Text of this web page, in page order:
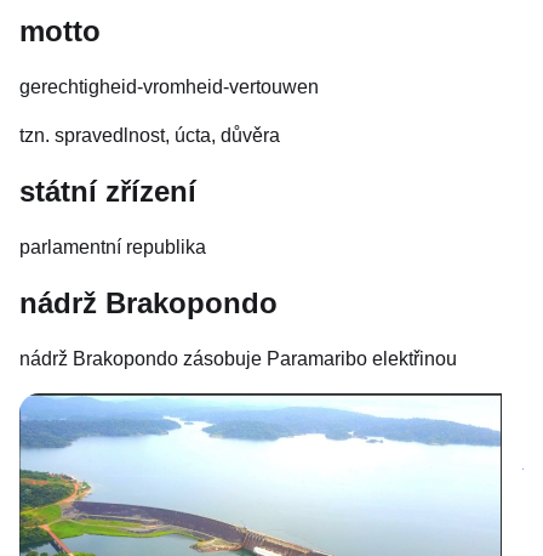
motto
gerechtigheid-vromheid-vertouwen
tzn. spravedlnost, úcta, důvěra
státní zřízení
parlamentní republika
nádrž Brakopondo
nádrž Brakopondo zásobuje Paramaribo elektřinou